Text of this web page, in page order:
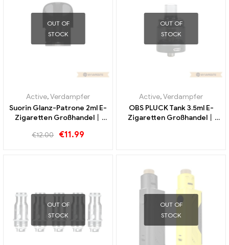
OUT OF
STOCK
Active,Verdampfer
Suorin Glanz-Patrone 2ml E-
Zigaretten Großhandel丨
€12.00 €11.99
OUT OF
STOCK
Active,Verdampfer
OBS PLUCK Tank 3.5ml E-
Zigaretten Großhandel丨
OUT OF
STOCK
OUT OF
STOCK